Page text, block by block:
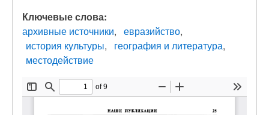
Ключевые слова:
архивные источники
евразийство
история культуры
география и литература
местодействие